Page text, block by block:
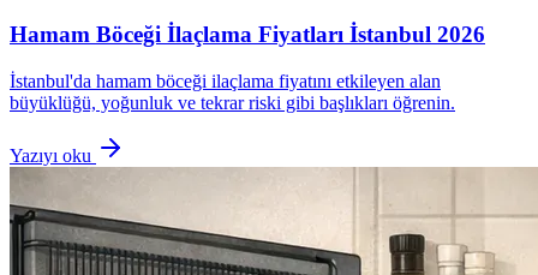
Hamam Böceği İlaçlama Fiyatları İstanbul 2026
İstanbul'da hamam böceği ilaçlama fiyatını etkileyen alan
büyüklüğü, yoğunluk ve tekrar riski gibi başlıkları öğrenin.
Yazıyı oku